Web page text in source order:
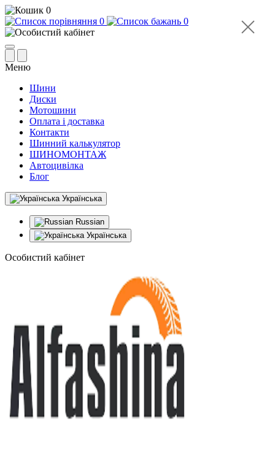
0
0
0
Меню
Шини
Диски
Мотошини
Оплата і доставка
Контакти
Шинний калькулятор
ШИНОМОНТАЖ
Автоцивілка
Блог
Українська
Russian
Українська
Особистий кабінет